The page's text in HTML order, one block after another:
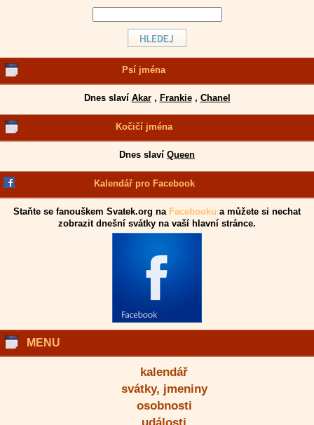
Psí jména
Dnes slaví Akar, Frankie, Chanel
Kočičí jména
Dnes slaví Queen
Kalendář pro Facebook
Staňte se fanouškem Svatek.org na Facebooku a můžete si nechat
zobrazit dnešní svátky na vaší hlavní stránce.
MENU
kalendář
svátky, jmeniny
osobnosti